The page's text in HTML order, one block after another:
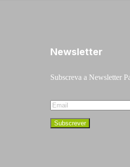
Newsletter
Subscreva a Newsletter